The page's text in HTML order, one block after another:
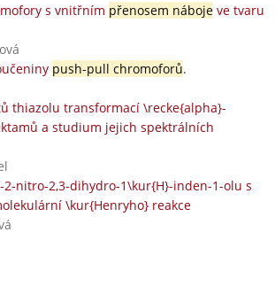
s vnitřním přenosem nábojeve tvaru
push-pull chromoforů.
thiazolu transformací \recke{alpha}-
a studium jejich spektrálních
2-nitro-2,3-dihydro-1\kur{H}-inden-1-olu s
\kur{Henryho} reakce